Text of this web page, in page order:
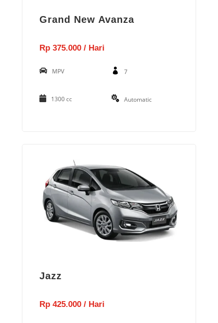
Grand New Avanza
Rp 375.000 / Hari
MPV 7
1300 cc Automatic
Jazz
Rp 425.000 / Hari